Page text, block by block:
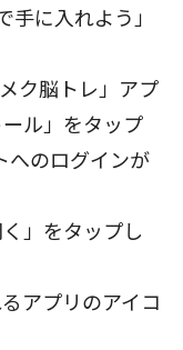
に入れよう」
ク脳トレ」アプ
ル」をタップ
のログインが
」をタップし
アプリのアイコ